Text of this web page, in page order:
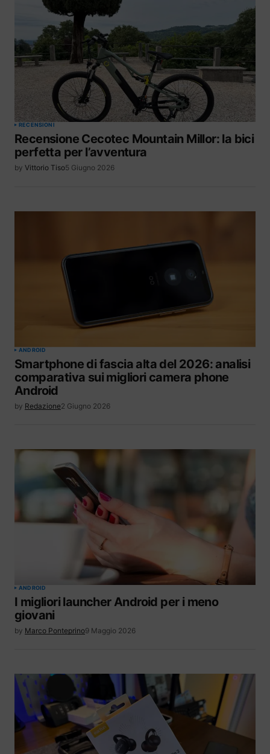
RECENSIONI
Recensione Cecotec Mountain Millor: la bici
perfetta per l’avventura
by Vittorio Tiso5 Giugno 2026
ANDROID
Smartphone di fascia alta del 2026: analisi
comparativa sui migliori camera phone
Android
by Redazione2 Giugno 2026
ANDROID
I migliori launcher Android per i meno
giovani
by Marco Ponteprino9 Maggio 2026